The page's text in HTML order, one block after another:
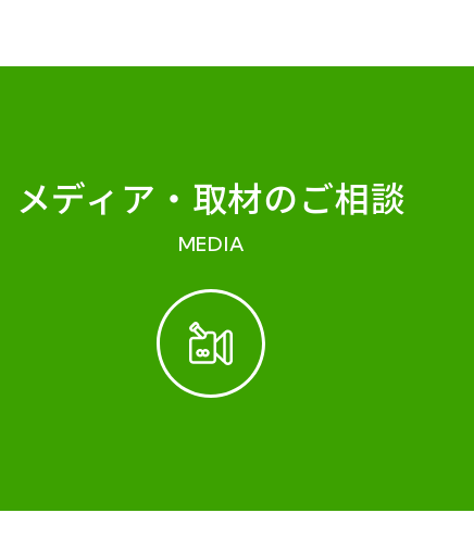
メディア・ 取材のご相談
MEDIA